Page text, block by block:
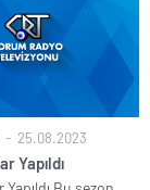
25.08.2023
Yapıldı